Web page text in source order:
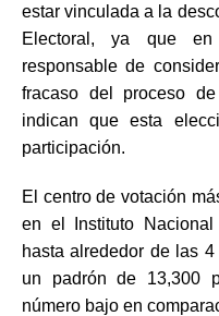
estar vinculada a la
Electoral, ya que
responsable de
fracaso del proceso
indican que esta
participación.
El centro de votación
en el Instituto
hasta alrededor de las
un padrón de 13,300
número bajo en